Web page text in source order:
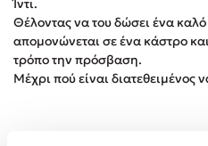
3 βιβλία που μπορείς να
Διακοπές με τα παιδιά: Η
σύγκρουση με τη δική τους για
Πάνω, κάτω, μπροστά, πίσω;
Ίντι.
Θέλοντας να του δώσει ένα
απομονώνεται σε ένα κάστρο
τρόπο την πρόσβαση.
Μέχρι πού είναι διατεθειμένος